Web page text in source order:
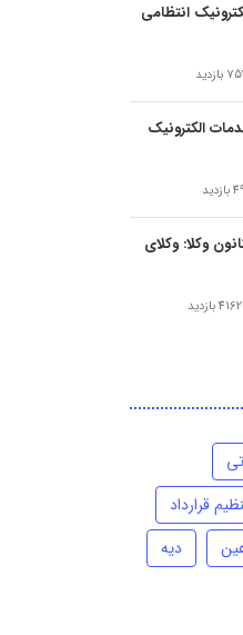
انتظامی
الکترونیک
وکلا: وکلای
بازدید
قرارداد
دیه